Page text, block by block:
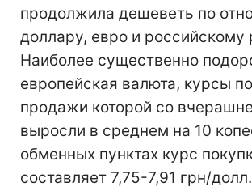
продолжила дешеветь по
доллару, евро и российскому
Наиболее существенно
европейская валюта, курсы
продажи которой со
выросли в среднем на 10
обменных пунктах курс
составляет 7,75-7,91 грн/